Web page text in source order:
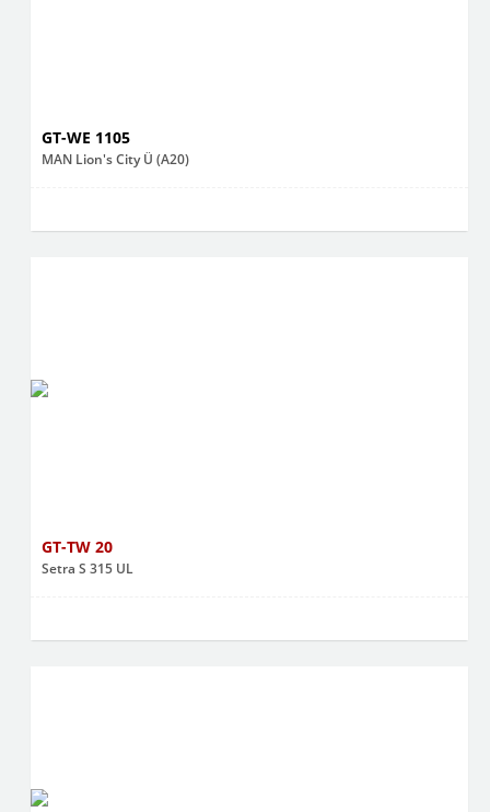
GT-WE 1105
MAN Lion's City Ü (A20)
GT-TW 20
Setra S 315 UL